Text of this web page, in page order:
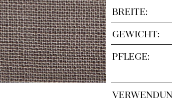
BREITE:
GEWICHT:
PFLEGE: